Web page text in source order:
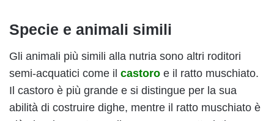
Specie e animali simili
Gli animali più simili alla nutria sono altri roditori
semi-acquatici come il castoro e il ratto muschiato.
Il castoro è più grande e si distingue per la sua
abilità di costruire dighe, mentre il ratto muschiato è